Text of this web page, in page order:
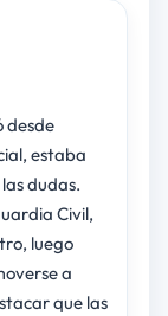
desde
estaba
dudas.
Civil,
luego
a
que las